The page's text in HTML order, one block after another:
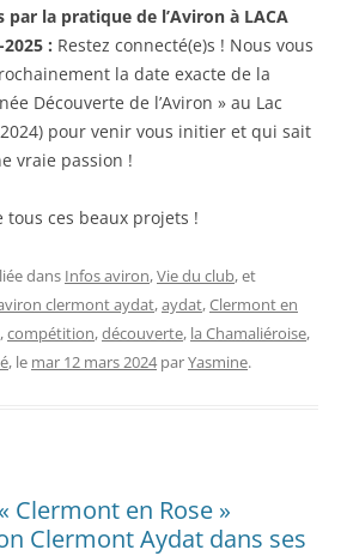
par la pratique de l’Aviron à LACA
: Restez connecté(e)s ! Nous vous
la date exacte de la
Découverte de l’Aviron » au Lac
pour venir vous initier et qui sait
vraie passion !
ces beaux projets !
dans Infos aviron,Vie du club, et
clermont aydat,aydat,Clermont en
,compétition,découverte, la Chamaliéroise,
, le mar 12 mars 2024 parYasmine.
Clermont en Rose »
Clermont Aydat dans ses